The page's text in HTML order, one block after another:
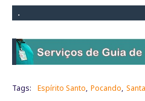
.
Tags: Espírito Santo Pocando